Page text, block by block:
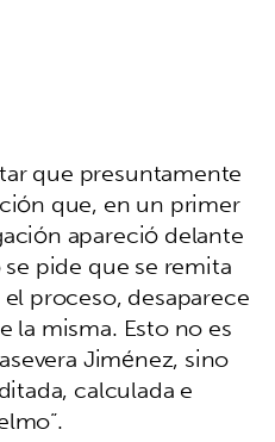
que presuntamente
que, en un primer
apareció delante
pide que se remita
proceso, desaparece
la misma. Esto no es
Jiménez, sino
calculada e